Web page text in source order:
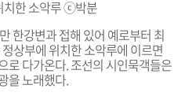
치한 소악루 ⓒ박분
한강변과 접해 있어 예로부터 최
상부에 위치한 소악루에 이르면
로 다가온다. 조선의 시인묵객들은
을 노래했다.